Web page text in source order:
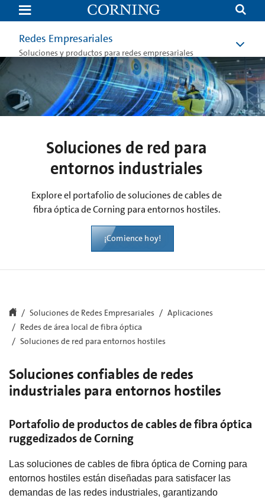
Industrial
Network
Solutions
Extreme
Harsh
Environment
Optic
Cable
Corning
Redes Empresariales
Soluciones y productos para redes empresariales
Soluciones de red para
entornos industriales
Explore el portafolio de soluciones de cables de
fibra óptica de Corning para entornos hostiles.
¡Comience hoy!
Soluciones de Redes Empresariales
Aplicaciones
Redes de área local de fibra óptica
Soluciones de red para entornos hostiles
Soluciones confiables de redes
industriales para entornos hostiles
Portafolio de productos de cables de fibra óptica
ruggedizados de Corning
Las soluciones de cables de fibra óptica de Corning para
entornos hostiles están diseñadas para satisfacer las
demandas de las redes industriales, garantizando